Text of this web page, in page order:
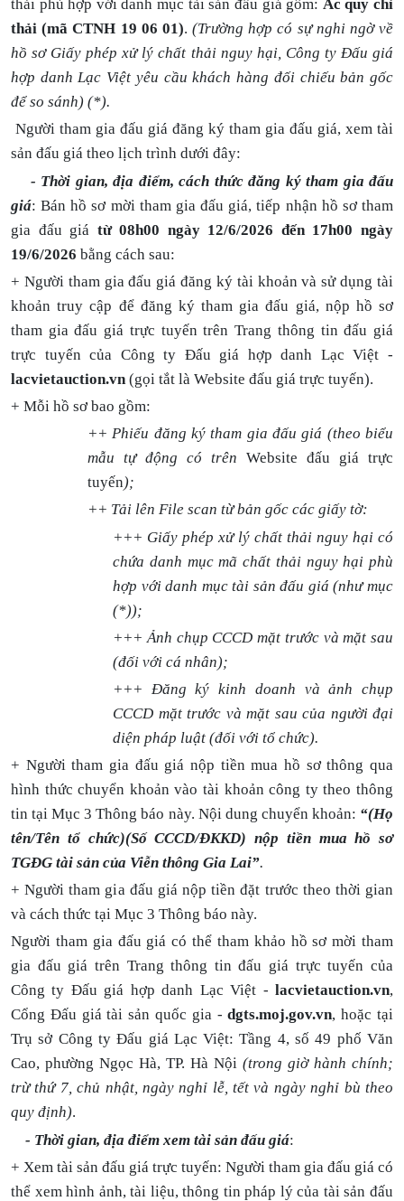
thải phù hợp với danh mục tài sản đấu giá gồm: Ắc quy chì
thải (mã CTNH 19 06 01).(Trường hợp có sự nghi ngờ về
hồ sơ Giấy phép xử lý chất thải nguy hại, Công ty Đấu giá
hợp danh Lạc Việt yêu cầu khách hàng đối chiếu bản gốc
để so sánh) (*).
Người tham gia đấu giá đăng ký tham gia đấu giá, xem tài
sản đấu giá theo lịch trình dưới đây:
- Thời gian, địa điểm, cách thức đăng ký tham gia đấu
giá: Bán hồ sơ mời tham gia đấu giá, tiếp nhận hồ sơ tham
gia đấu giá từ 08h00 ngày 12/6/2026 đến 17h00 ngày
19/6/2026 bằng cách sau:
+ Người tham gia đấu giá đăng ký tài khoản và sử dụng tài
khoản truy cập để đăng ký tham gia đấu giá, nộp hồ sơ
tham gia đấu giá trực tuyến trênTrang thông tin đấu giá
trực tuyến của Công ty Đấu giá hợp danh Lạc Việt -
lacvietauction.vn (gọi tắt là Website đấu giá trực tuyến).
+ Mỗi hồ sơ bao gồm:
++ Phiếu đăng ký tham gia đấu giá (theo biểu
mẫu tự động có trên Website đấu giá trực
tuyến);
++ Tải lên File scan từ bản gốc các giấy tờ:
+++ Giấy phép xử lý chất thải nguy hại có
chứa danh mục mã chất thải nguy hại phù
hợp với danh mục tài sản đấu giá (như mục
(*));
+++ Ảnh chụp CCCD mặt trước và mặt sau
(đối với cá nhân);
+++ Đăng ký kinh doanh và ảnh chụp
CCCD mặt trước và mặt sau của người đại
diện pháp luật (đối với tổ chức).
+ Người tham gia đấu giá nộp tiền mua hồ sơ thông qua
hình thức chuyển khoản vào tài khoản công ty theo thông
tin tại Mục 3 Thông báo này. Nội dung chuyển khoản: “(Họ
tên/Tên tổ chức)(Số CCCD/ĐKKD) nộp tiền mua hồ sơ
TGĐG tài sản của Viễn thông Gia Lai”.
+ Người tham gia đấu giá nộp tiền đặt trước theo thời gian
và cách thức tại Mục 3 Thông báo này.
Người tham gia đấu giá có thể tham khảo hồ sơ mời tham
gia đấu giá trên Trang thông tin đấu giá trực tuyến của
Công ty Đấu giá hợp danh Lạc Việt - lacvietauction.vn,
Cổng Đấu giá tài sản quốc gia -dgts.moj.gov.vn, hoặc tại
Trụ sở Công ty Đấu giá Lạc Việt: Tầng 4, số 49 phố Văn
Cao, phường Ngọc Hà, TP. Hà Nội (trong giờ hành chính;
trừ thứ 7, chủ nhật, ngày nghỉ lễ, tết và ngày nghỉ bù theo
quy định).
- Thời gian, địa điểm xem tài sản đấu giá:
+ Xem tài sản đấu giá trực tuyến: Người tham gia đấu giá có
thể xem hình ảnh, tài liệu, thông tin pháp lý của tài sản đấu